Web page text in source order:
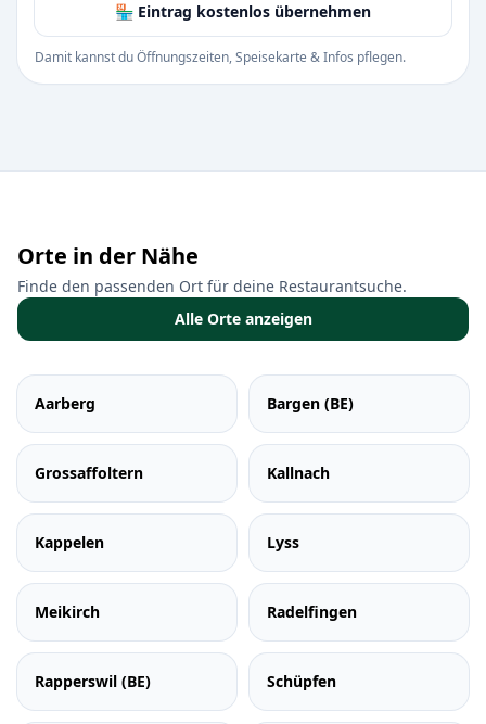
🏪 Eintrag kostenlos übernehmen
Damit kannst du Öffnungszeiten, Speisekarte & Infos pflegen.
Orte in der Nähe
Finde den passenden Ort für deine Restaurantsuche.
Alle Orte anzeigen
Aarberg Bargen (BE)
Grossaffoltern Kallnach
Kappelen Lyss
Meikirch Radelfingen
Rapperswil (BE) Schüpfen